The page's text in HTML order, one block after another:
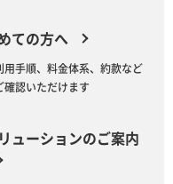
ての方へ
用手順、料金体系、約款など
確認いただけます
ューションのご案内